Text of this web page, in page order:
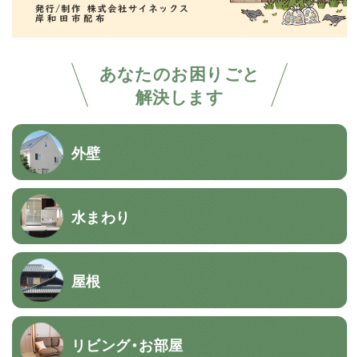
あなたのお困りごと
解決します
外壁
水まわり
屋根
リビング・お部屋